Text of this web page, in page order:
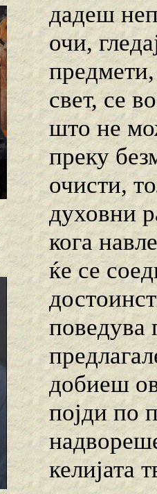
дадеш
очи,
свет, се
што не
преку
очисти,
духовни
кога
ќе се
поведува
добиеш
појди по
келијата